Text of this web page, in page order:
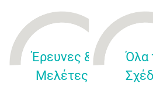
Έρευνες &
Μελέτες
Όλα